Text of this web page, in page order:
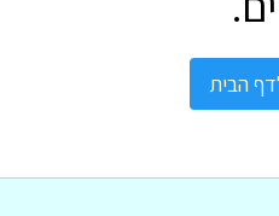
הבית